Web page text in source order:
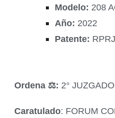
Modelo: 208
Año: 2022
Patente:
Ordena ‍⚖️: 2°
Caratulado: FORUM